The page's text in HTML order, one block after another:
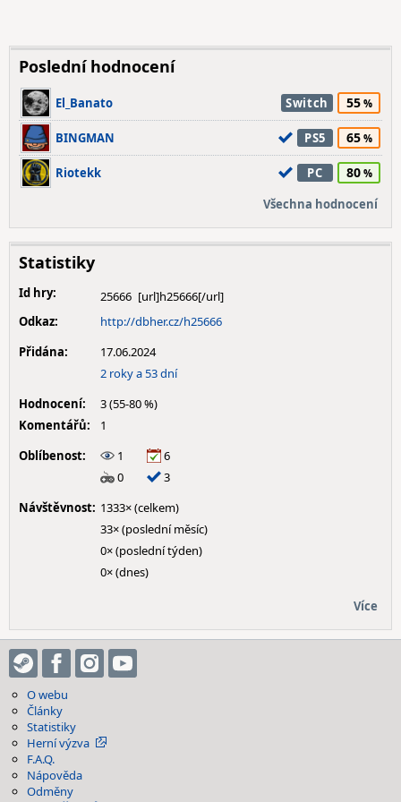
Poslední hodnocení
El_Banato Switch 55
BINGMAN PS5 65
Riotekk PC 80
Všechna hodnocení
Statistiky
Id hry:
25666
Odkaz:
http://dbher.cz/h25666
Přidána:
17.06.2024
2 roky a 53 dní
Hodnocení:
3 (55-80 %)
Komentářů:
1
Oblíbenost:
1
6
0
3
Návštěvnost: 1333× (celkem)
33× (poslední měsíc)
0× (poslední týden)
0× (dnes)
Více
O webu
Články
Statistiky
Herní výzva
F.A.Q.
Nápověda
Odměny